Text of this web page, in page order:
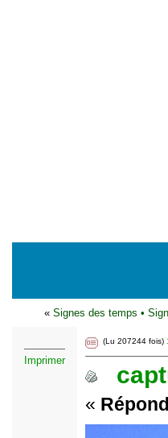
« Signes des temps •
Imprimer
(Lu 207244 fois)
«